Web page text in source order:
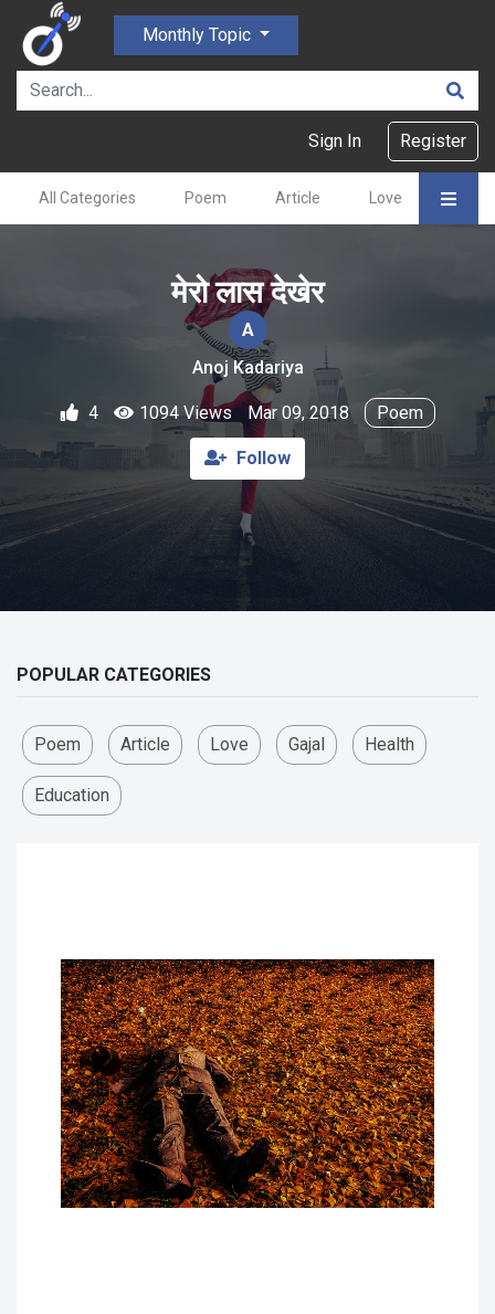
Monthly Topic
Sign In Register
All Categories Poem Article Love Gajal
मेरो लास देखेर
A
Anoj Kadariya
4 1094 Views Mar 09, 2018 Poem
Follow
POPULAR CATEGORIES
Poem Article Love Gajal Health
Education